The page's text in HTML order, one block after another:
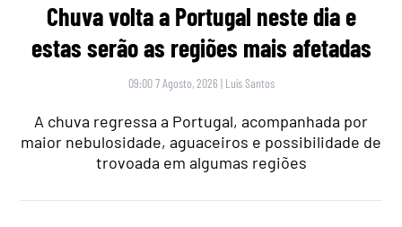
Chuva volta a Portugal neste dia e
estas serão as regiões mais afetadas
09:00 7 Agosto, 2026 | Luís Santos
A chuva regressa a Portugal, acompanhada por
maior nebulosidade, aguaceiros e possibilidade de
trovoada em algumas regiões